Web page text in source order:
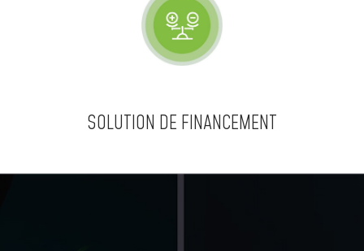
SOLUTION DE FINANCEMENT